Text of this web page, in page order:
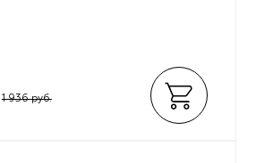
1 936 руб.